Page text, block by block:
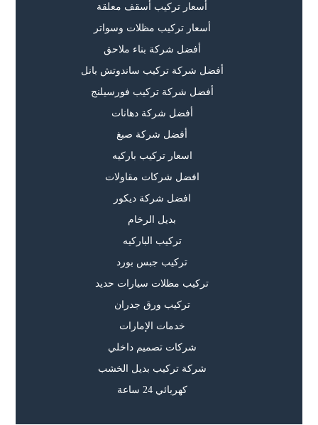
أسعار تركيب أسقف معلقة
أسعار تركيب مظلات وسواتر
أفضل شركة بناء ملاحق
أفضل شركة تركيب ساندوتش بانل
أفضل شركة تركيب فورسيلنج
أفضل شركة دهانات
أفضل شركة صبغ
اسعار تركيب باركيه
افضل شركات مقاولات
افضل شركة ديكور
بديل الرخام
تركيب الباركيه
تركيب جبس بورد
تركيب مظلات سيارات حديد
تركيب ورق جدران
خدمات الإمارات
شركات تصميم داخلي
شركة تركيب بديل الخشب
كهربائي 24 ساعة